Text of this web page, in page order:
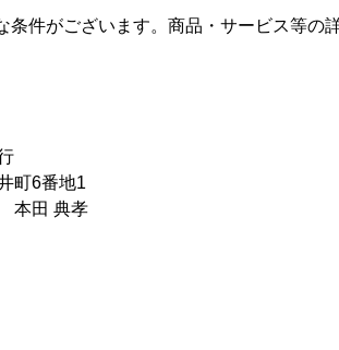
件がございます。商品・サービス等の
6番地1
本田 典孝